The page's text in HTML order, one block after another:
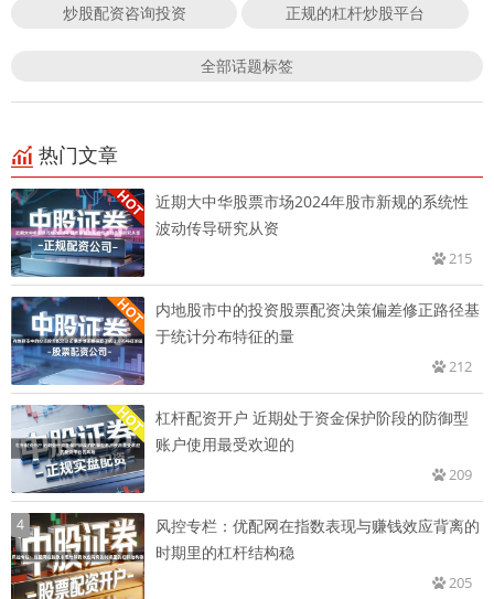
炒股配资咨询投资 正规的杠杆炒股平台
全部话题标签
热门文章
近期大中华股票市场2024年股市新规的系统性
波动传导研究从资
215
内地股市中的投资股票配资决策偏差修正路径基
于统计分布特征的量
212
杠杆配资开户 近期处于资金保护阶段的防御型
账户使用最受欢迎的
209
4
风控专栏：优配网在指数表现与赚钱效应背离的
时期里的杠杆结构稳
205